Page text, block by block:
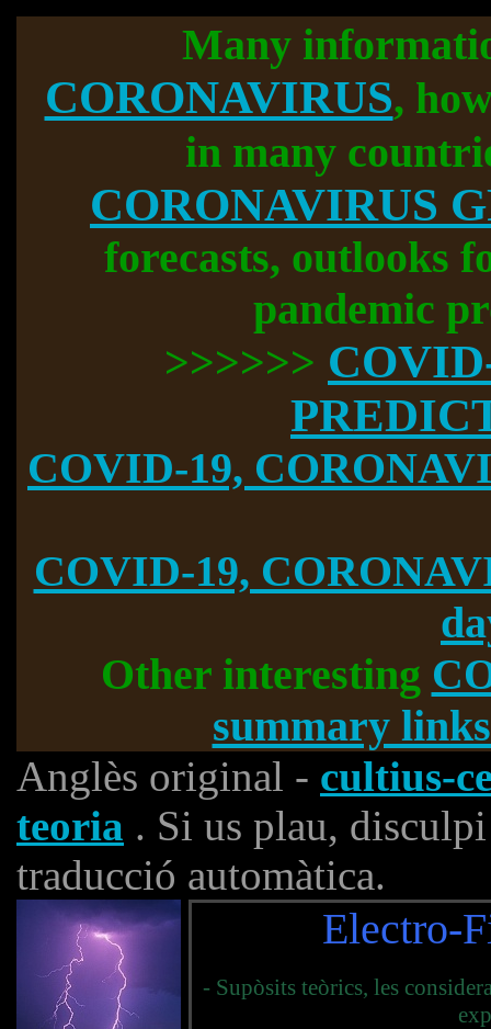
Many
CORONAVIRUS,
in many
CORONAVIRUS
forecasts, outlooks
pandemic
>>>>>>
COVID-19,
COVID-19,
Other interesting
summary
Anglès original - cultius-
teoria . Si us plau,
traducció automàtica.
Electro-
- Supòsits teòrics, les